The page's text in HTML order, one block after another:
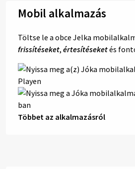
Mobil alkalmazás
Töltse le a obce Jelka
frissítéseket, értesítéseketés
Többet az alkalmazásról